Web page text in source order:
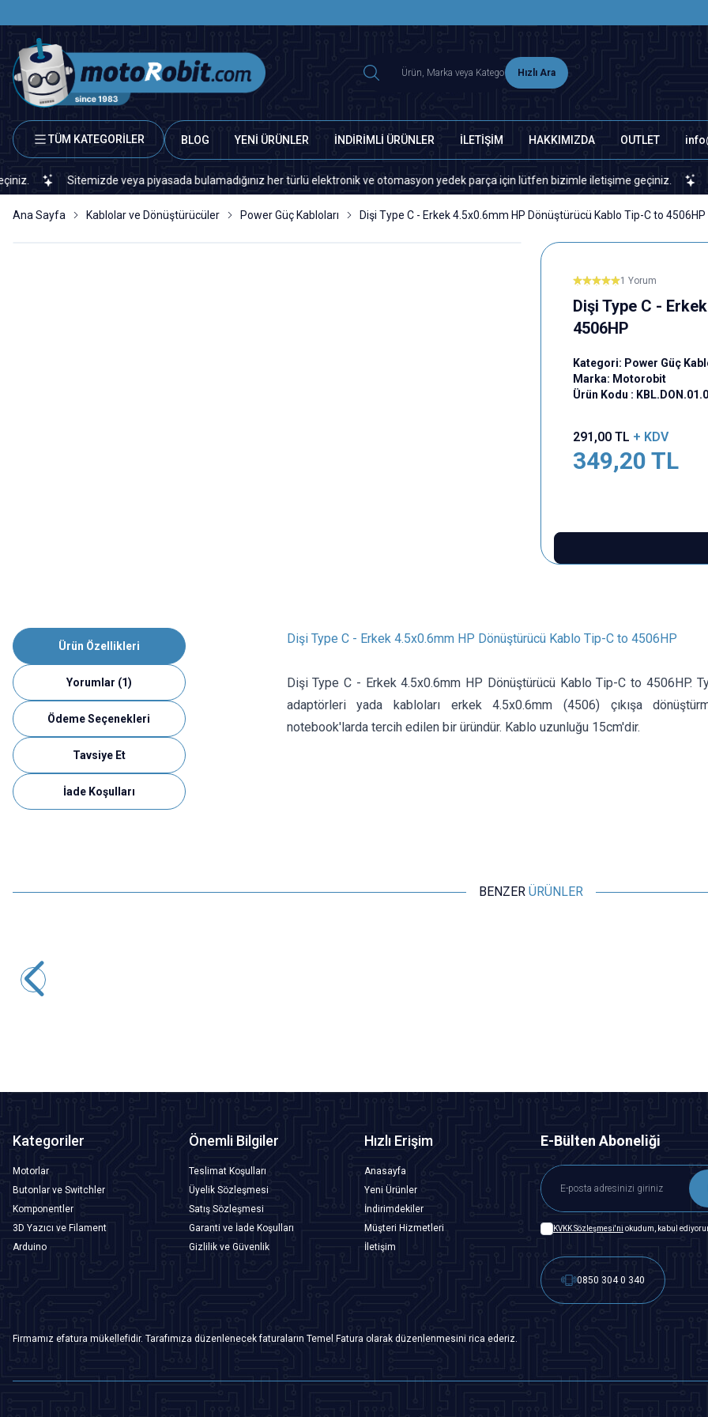
Hızlı Ara
TÜM KATEGORİLER BLOG YENİ ÜRÜNLER İNDİRİMLİ ÜRÜNLER İLETİŞİM HAKKIMIZDA OUTLET
Sitemizde veya piyasada bulamadığınız her türlü elektronik ve otomasyon yedek parça için lütfen bizimle iletişime geçiniz.
Ana Sayfa Kablolar ve Dönüştürücüler Power Güç Kabloları Dişi Type C - Erkek 4.5x0.6mm HP Dönüştürücü Kablo Tip-C to 4506HP
1 Yorum
Dişi Type C -
4506HP
Kategori: Power Güç
Marka: Motorobit
Ürün Kodu :
291,00TL + KDV
349,20 TL
Ürün Özellikleri
Yorumlar (1)
Ödeme Seçenekleri
Tavsiye Et
İade Koşulları
Dişi Type C - Erkek 4.5x0.6mm HP Dönüştürücü Kablo Tip-C to 4506HP
Dişi Type C - Erkek 4.5x0.6mm HP Dönüştürücü Kablo Tip-C to 4506HP.
adaptörleri yada kabloları erkek 4.5x0.6mm (4506) çıkışa
notebook'larda tercih edilen bir üründür. Kablo uzunluğu 15cm'dir.
BENZER ÜRÜNLER
Kategoriler
Motorlar
Butonlar ve Switchler
Komponentler
3D Yazıcı ve Filament
Arduino
Önemli Bilgiler
Teslimat Koşulları
Üyelik Sözleşmesi
Satış Sözleşmesi
Garanti ve İade Koşulları
Gizlilik ve Güvenlik
Hızlı Erişim
Anasayfa
Yeni Ürünler
İndirimdekiler
Müşteri Hizmetleri
İletişim
E-Bülten Aboneliği
KVKK Sözleşmesi'ni okudum, kabul
0850 304 0 340
Firmamız efatura mükellefidir. Tarafımıza düzenlenecek faturaların Temel Fatura olarak düzenlenmesini rica ederiz.